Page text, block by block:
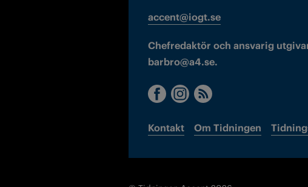
accent@iogt.se
Chefredaktör och ansvarig
barbro@a4.se.
Kontakt Om Tidningen